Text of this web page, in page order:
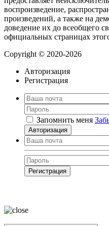
воспроизведение,
произведений, а также на
доведение их до всеобщего
официальных страницах
Copyright © 2020-2026
Авторизация
Регистрация
Запомнить меня
Авторизация
Регистрация